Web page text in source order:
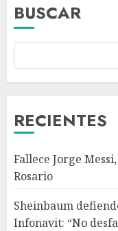
BUSCAR
RECIENTES
Fallece Jorge
Rosario
Sheinbaum
Infonavit: “No
4